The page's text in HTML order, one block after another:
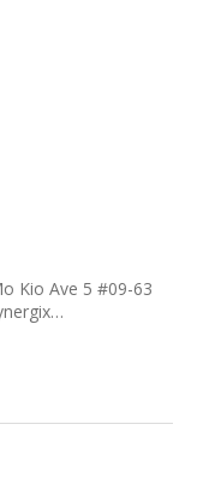
Kio Ave 5 #09-63